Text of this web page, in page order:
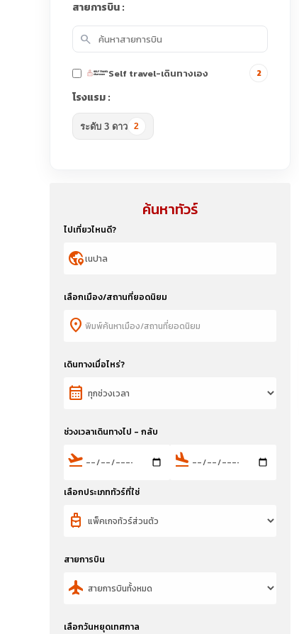
สายการบิน :
search
Self travel-เดินทางเอง 2
โรงแรม :
ระดับ 3 ดาว 2
ค้นหาทัวร์
ไปเที่ยวไหนดี?
globe_location_pin
เลือกเมือง/สถานที่ยอดนิยม
location_on
เดินทางเมื่อไหร่?
calendar_month
ช่วงเวลาเดินทางไป - กลับ
flight_takeoff flight_land
เลือกประเภททัวร์ที่ใช่
travel_luggage_and_bags
สายการบิน
flight
เลือกวันหยุดเทศกาล